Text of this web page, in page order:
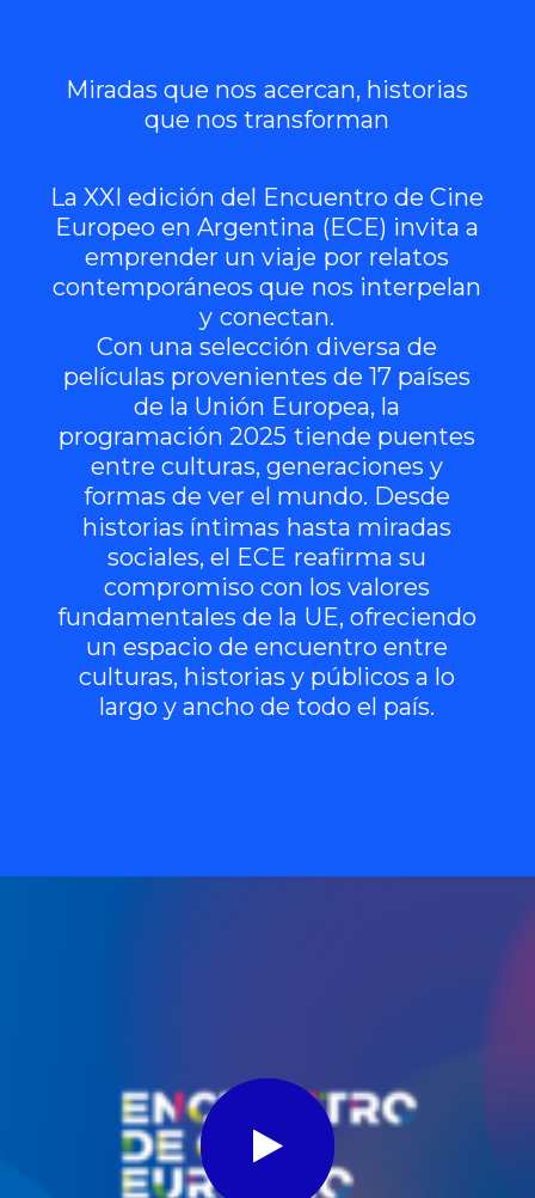
Miradas que nos acercan, historias
que nos transforman
La XXI edición del Encuentro de Cine
Europeo en Argentina (ECE) invita a
emprender un viaje por relatos
contemporáneos que nos interpelan
y conectan.
Con una selección diversa de
películas provenientes de 17 países
de la Unión Europea, la
programación 2025 tiende puentes
entre culturas, generaciones y
formas de ver el mundo. Desde
historias íntimas hasta miradas
sociales, el ECE reafirma su
compromiso con los valores
fundamentales de la UE, ofreciendo
un espacio de encuentro entre
culturas, historias y públicos a lo
largo y ancho de todo el país.